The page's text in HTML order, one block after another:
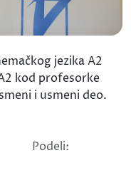
jezika A2
kod profesorke
i usmeni deo.
Podeli: